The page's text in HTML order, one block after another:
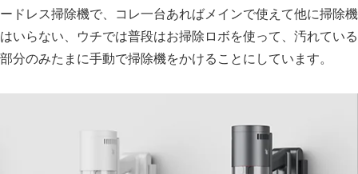
ードレス掃除機で、コレ一台あればメインで使えて他に掃除機
はいらない、ウチでは普段はお掃除ロボを使って、汚れている
部分のみたまに手動で掃除機をかけることにしています。